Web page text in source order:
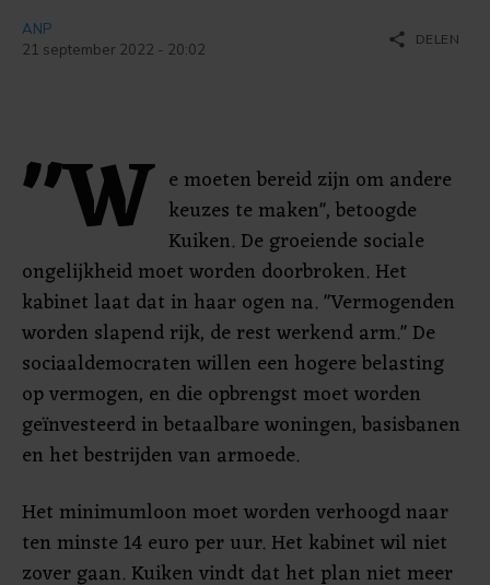
ANP
21 september 2022 - 20:02
share DELEN
"W e moeten bereid zijn om andere
keuzes te maken", betoogde
Kuiken. De groeiende sociale
ongelijkheid moet worden doorbroken. Het
kabinet laat dat in haar ogen na. "Vermogenden
worden slapend rijk, de rest werkend arm." De
sociaaldemocraten willen een hogere belasting
op vermogen, en die opbrengst moet worden
geïnvesteerd in betaalbare woningen, basisbanen
en het bestrijden van armoede.
Het minimumloon moet worden verhoogd naar
ten minste 14 euro per uur. Het kabinet wil niet
zover gaan. Kuiken vindt dat het plan niet meer